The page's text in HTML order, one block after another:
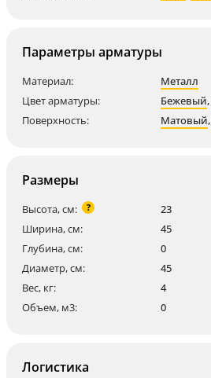
Параметры арматуры
Материал:
Металл
Цвет арматуры:
Бежевый,
Поверхность:
Матовый,
Размеры
Высота, см: ?
23
Ширина, см:
45
Глубина, см:
0
Диаметр, см:
45
Вес, кг:
4
Объем, м3:
0
Логистика